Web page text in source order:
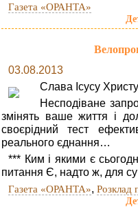
Газета «ОРАНТА»
03.08.2013
Слава Ісусу
Несподіване
змінять ваше життя і
своєрідний тест
реального єднання…
*** Ким і якими є
питання Є, надто ж, для
Газета «ОРАНТА», Розклад